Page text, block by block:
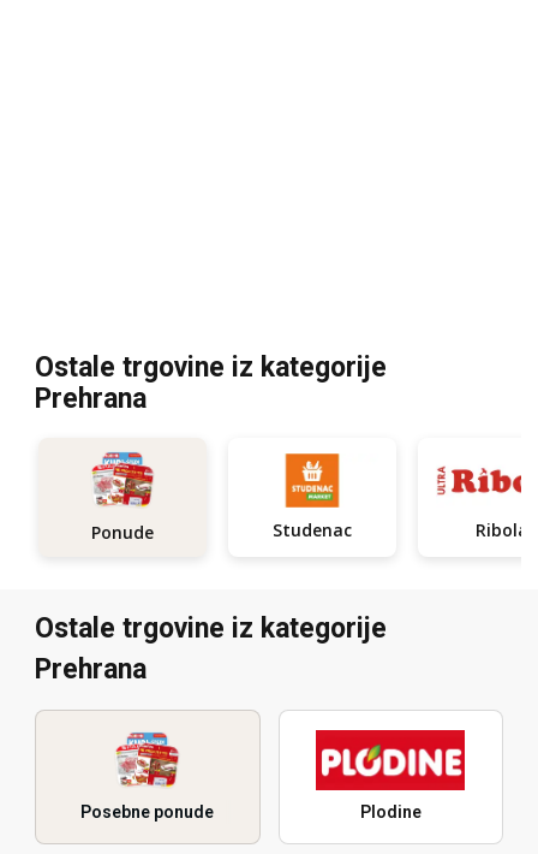
Ostale trgovine iz kategorije
Prehrana
Ponude Studenac Ribola
Ostale trgovine iz kategorije
Prehrana
Posebne ponude Plodine